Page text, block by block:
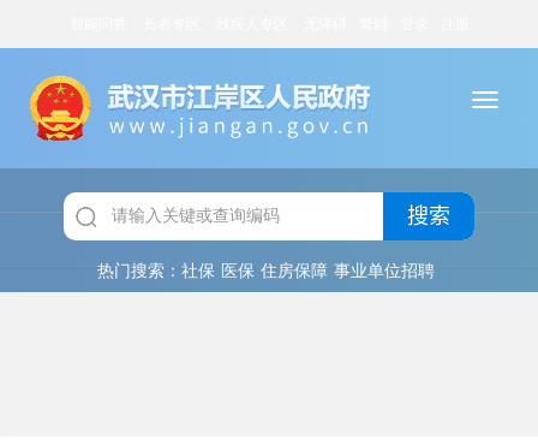
搜索
热门搜索： 社保 医保 住房保障 事业单位招聘